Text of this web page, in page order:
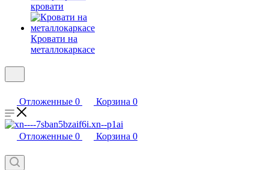
кровати
Кровати на
металлокаркасе
Отложенные 0 Корзина 0
Отложенные 0 Корзина 0